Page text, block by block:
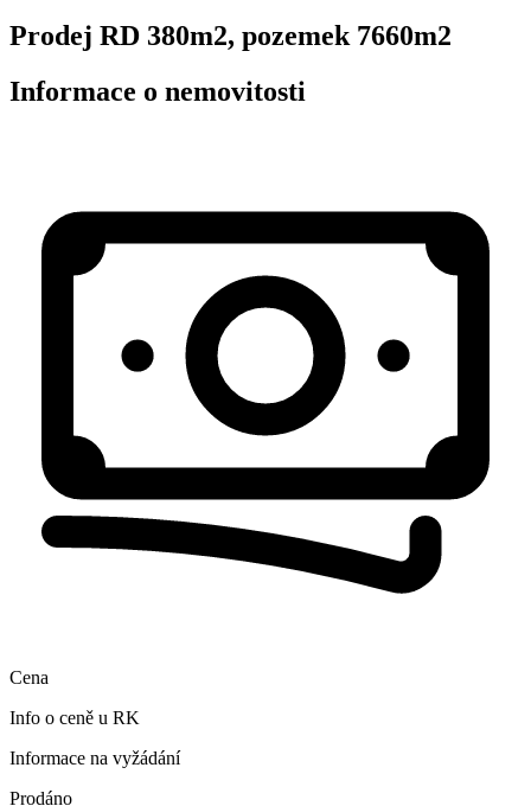
Prodej RD 380m2, pozemek 7660m2
Informace o nemovitosti
Cena
Info o ceně u RK
Informace na vyžádání
Prodáno